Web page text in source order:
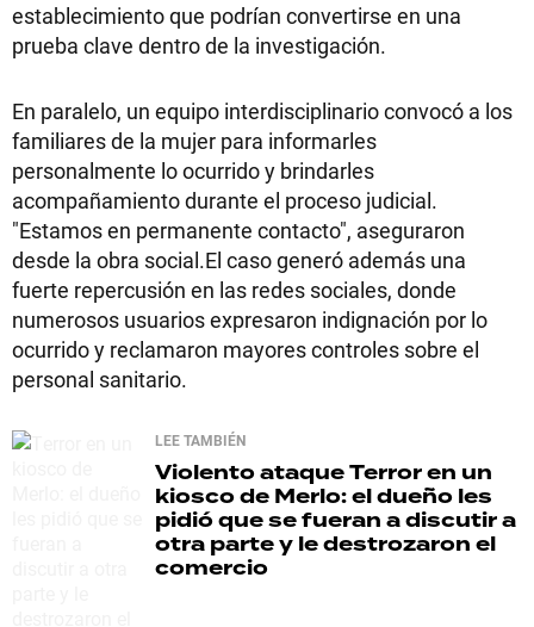
establecimiento que podrían convertirse en una
prueba clave dentro de la investigación.
En paralelo, un equipo interdisciplinario convocó a los
familiares de la mujer para informarles
personalmente lo ocurrido y brindarles
acompañamiento durante el proceso judicial.
"Estamos en permanente contacto", aseguraron
desde la obra social.El caso generó además una
fuerte repercusión en las redes sociales, donde
numerosos usuarios expresaron indignación por lo
ocurrido y reclamaron mayores controles sobre el
personal sanitario.
LEE TAMBIÉN
Violento ataqueTerror en un
kiosco de Merlo: el dueño les
pidió que se fueran a discutir a
otra parte y le destrozaron el
comercio